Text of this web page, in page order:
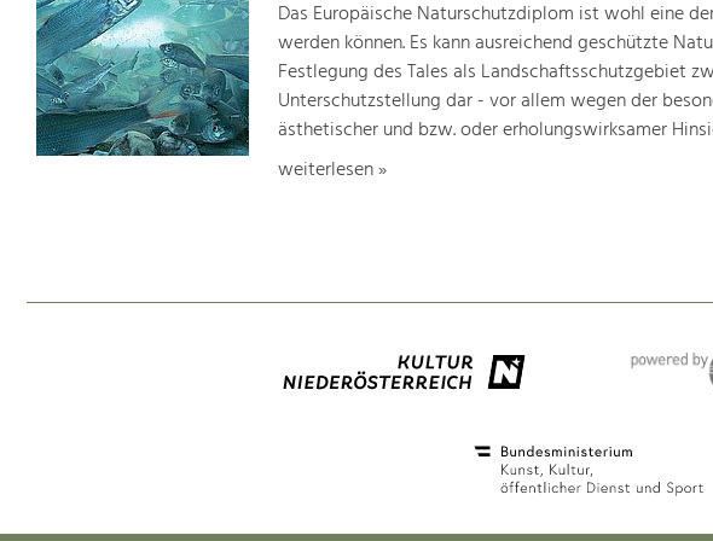
Das Europäische Naturschutzdiplom ist wohl eine
werden können. Es kann ausreichend geschützte
Festlegung des Tales als Landschaftsschutzgebiet
Unterschutzstellung dar - vor allem wegen der
ästhetischer und bzw. oder erholungswirksamer
weiterlesen »